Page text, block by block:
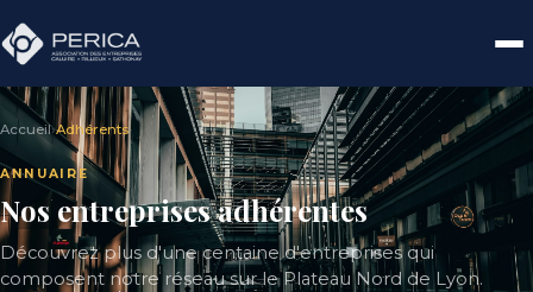
Accueil›Adhérents
ANNUAIRE
Nos entreprises adhérentes
Découvrez plus d'une centaine d'entreprises qui
composent notre réseau sur le Plateau Nord de Lyon.